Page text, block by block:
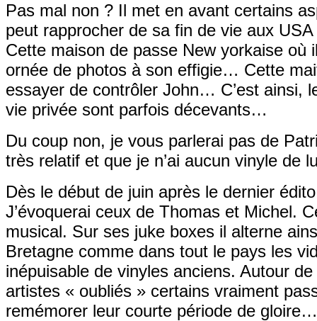
Pas mal non ? Il met en avant certains
peut rapprocher de sa fin de vie aux
Cette maison de passe New yorkaise
ornée de photos à son effigie… Cette
essayer de contrôler John… C’est ainsi,
vie privée sont parfois décevants…
Du coup non, je vous parlerai pas de
très relatif et que je n’ai aucun vinyle
Dès le début de juin après le dernier
J’évoquerai ceux de Thomas et Michel.
musical. Sur ses juke boxes il alterne
Bretagne comme dans tout le pays les
inépuisable de vinyles anciens. Autour
artistes « oubliés » certains vraiment
remémorer leur courte période de gloire…